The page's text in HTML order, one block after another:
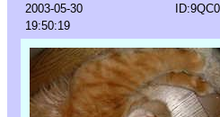
2003-05-30
19:50:19